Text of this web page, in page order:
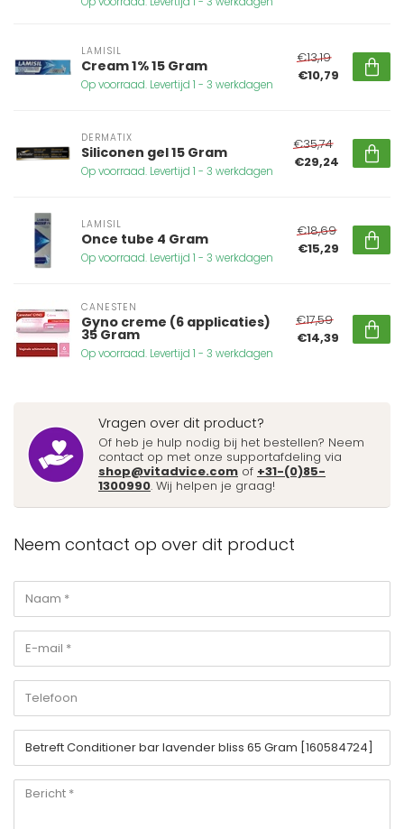
LAMISIL
Cream 1% 15 Gram
Op voorraad. Levertijd 1 - 3 werkdagen
€13,19
€10,79
DERMATIX
Siliconen gel 15 Gram
Op voorraad. Levertijd 1 - 3 werkdagen
€35,74
€29,24
LAMISIL
Once tube 4 Gram
Op voorraad. Levertijd 1 - 3 werkdagen
€18,69
€15,29
CANESTEN
Gyno creme (6 applicaties)
35 Gram
Op voorraad. Levertijd 1 - 3 werkdagen
€17,59
€14,39
Vragen over dit product?
Of heb je hulp nodig bij het bestellen? Neem
contact op met onze supportafdeling via
shop@vitadvice.com of +31-(0)85-
1300990. Wij helpen je graag!
Neem contact op over dit product